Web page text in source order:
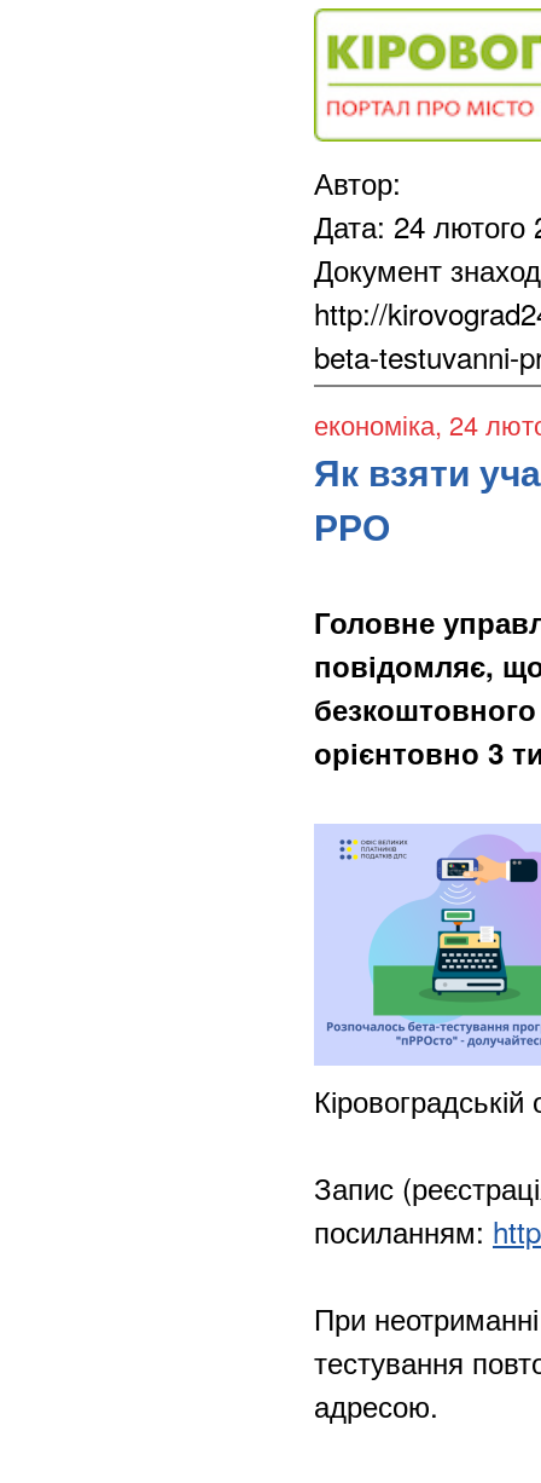
Автор:
Дата: 24 лютого
Документ
http://
beta-testuvanni-
економіка, 24
Як взяти
РРО
Головне
повідомляє,
орієнтовно 3
Кіровоградській
Запис
посиланням:
При
тестування
адресою.